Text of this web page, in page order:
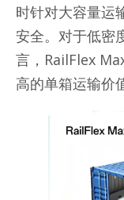
时针对大容量运
安全。对于低密
言，RailFlex
高的单箱运输价